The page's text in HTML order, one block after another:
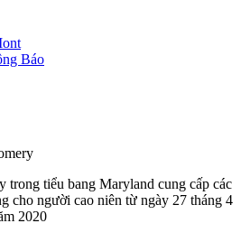
Báo
trong tiểu bang Maryland cung cấp các
cho người cao niên từ ngày 27 tháng 4
2020